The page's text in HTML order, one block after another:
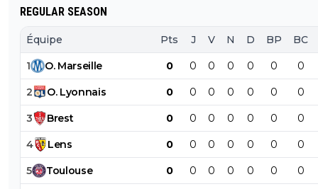
REGULAR SEASON
Équipe Pts J V N D BP BC
1 O. Marseille 0 0 0 0 0 0 0
2 O. Lyonnais 0 0 0 0 0 0 0
3 Brest 0 0 0 0 0 0 0
4 Lens 0 0 0 0 0 0 0
5 Toulouse 0 0 0 0 0 0 0